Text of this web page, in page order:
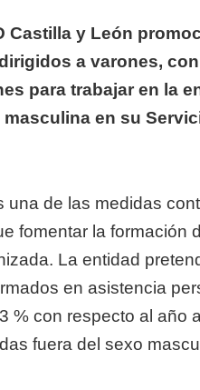
Castilla y León
a varones,
para trabajar en la
en su
una de las medidas
fomentar la formación
La entidad
en asistencia
% con respecto al año
fuera del sexo